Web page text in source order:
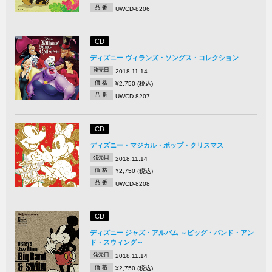
品 番 UWCD-8206
CD
ディズニー ヴィランズ・ソングス・コレクション
発売日 2018.11.14
価 格 ¥2,750 (税込)
品 番 UWCD-8207
CD
ディズニー・マジカル・ポップ・クリスマス
発売日 2018.11.14
価 格 ¥2,750 (税込)
品 番 UWCD-8208
CD
ディズニー ジャズ・アルバム ～ビッグ・バンド・アン
ド・スウィング～
発売日 2018.11.14
価 格 ¥2,750 (税込)